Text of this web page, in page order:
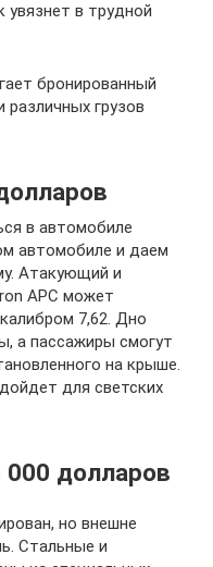
увязнет в трудной
бронированный
грузов
в автомобиле
автомобиле и даем
Атакующий и
APC может
7,62. Дно
а пассажиры смогут
на крыше.
для светских
000 долларов
но внешне
Стальные и